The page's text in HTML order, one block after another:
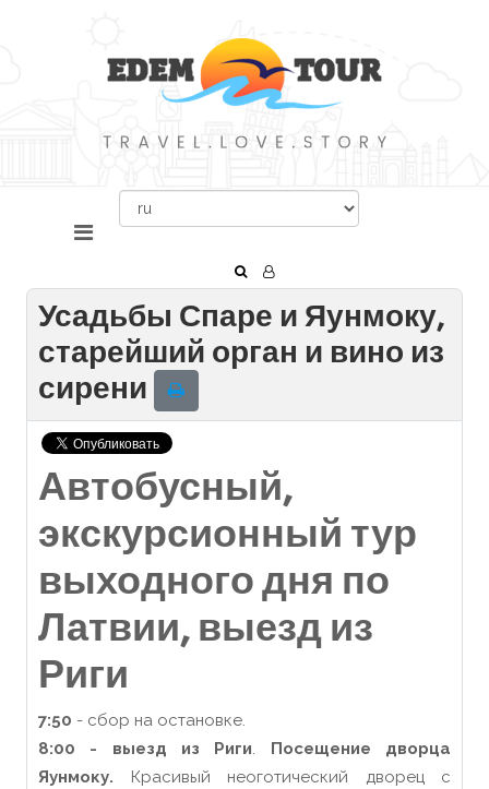
Усадьбы Спаре и Яунмоку,
старейший орган и вино из
сирени
Автобусный,
экскурсионный тур
выходного дня по
Латвии, выезд из
Риги
7:50 - сбор на остановке.
8:00 - выезд из Риги. Посещение дворца
Яунмоку. Красивый неоготический дворец с